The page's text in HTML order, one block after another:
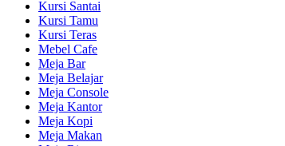
Kursi Santai
Kursi Tamu
Kursi Teras
Mebel Cafe
Meja Bar
Meja Belajar
Meja Console
Meja Kantor
Meja Kopi
Meja Makan